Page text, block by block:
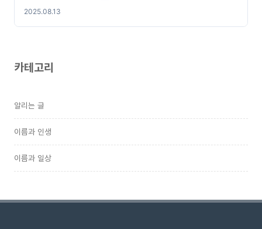
2025.08.13
카테고리
알리는 글
이름과 인생
이름과 일상